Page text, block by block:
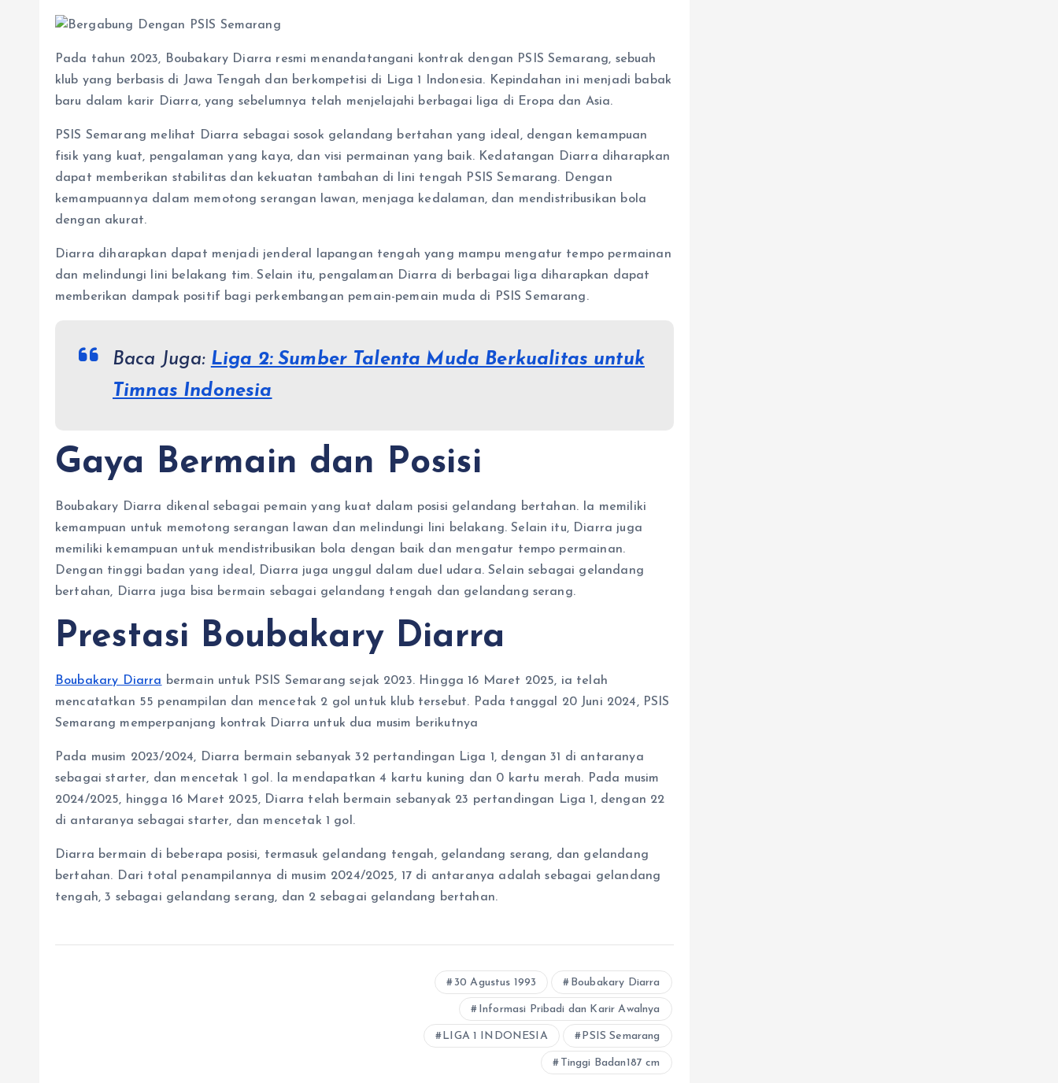
Pada tahun 2023, Boubakary Diarra resmi menandatangani kontrak dengan PSIS Semarang, sebuah
klub yang berbasis di Jawa Tengah dan berkompetisi di Liga 1 Indonesia. Kepindahan ini menjadi babak
baru dalam karir Diarra, yang sebelumnya telah menjelajahi berbagai liga di Eropa dan Asia.
PSIS Semarang melihat Diarra sebagai sosok gelandang bertahan yang ideal, dengan kemampuan
fisik yang kuat, pengalaman yang kaya, dan visi permainan yang baik. Kedatangan Diarra diharapkan
dapat memberikan stabilitas dan kekuatan tambahan di lini tengah PSIS Semarang. Dengan
kemampuannya dalam memotong serangan lawan, menjaga kedalaman, dan mendistribusikan bola
dengan akurat.
Diarra diharapkan dapat menjadi jenderal lapangan tengah yang mampu mengatur tempo permainan
dan melindungi lini belakang tim. Selain itu, pengalaman Diarra di berbagai liga diharapkan dapat
memberikan dampak positif bagi perkembangan pemain-pemain muda di PSIS Semarang.
Baca Juga: Liga 2: Sumber Talenta Muda Berkualitas untuk
Timnas Indonesia
Gaya Bermain dan Posisi
Boubakary Diarra dikenal sebagai pemain yang kuat dalam posisi gelandang bertahan. Ia memiliki
kemampuan untuk memotong serangan lawan dan melindungi lini belakang. Selain itu, Diarra juga
memiliki kemampuan untuk mendistribusikan bola dengan baik dan mengatur tempo permainan.
Dengan tinggi badan yang ideal, Diarra juga unggul dalam duel udara. Selain sebagai gelandang
bertahan, Diarra juga bisa bermain sebagai gelandang tengah dan gelandang serang.
Prestasi Boubakary Diarra
Boubakary Diarra bermain untuk PSIS Semarang sejak 2023. Hingga 16 Maret 2025, ia telah
mencatatkan 55 penampilan dan mencetak 2 gol untuk klub tersebut. Pada tanggal 20 Juni 2024, PSIS
Semarang memperpanjang kontrak Diarra untuk dua musim berikutnya
Pada musim 2023/2024, Diarra bermain sebanyak 32 pertandingan Liga 1, dengan 31 di antaranya
sebagai starter, dan mencetak 1 gol. Ia mendapatkan 4 kartu kuning dan 0 kartu merah. Pada musim
2024/2025, hingga 16 Maret 2025, Diarra telah bermain sebanyak 23 pertandingan Liga 1, dengan 22
di antaranya sebagai starter, dan mencetak 1 gol.
Diarra bermain di beberapa posisi, termasuk gelandang tengah, gelandang serang, dan gelandang
bertahan. Dari total penampilannya di musim 2024/2025, 17 di antaranya adalah sebagai gelandang
tengah, 3 sebagai gelandang serang, dan 2 sebagai gelandang bertahan.
30 Agustus 1993 Boubakary Diarra
Informasi Pribadi dan Karir Awalnya
LIGA 1 INDONESIA PSIS Semarang
Tinggi Badan187 cm